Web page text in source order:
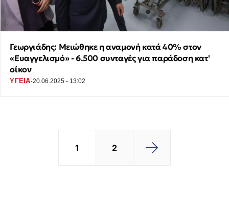
Γεωργιάδης: Μειώθηκε η αναμονή κατά 40% στον
«Ευαγγελισμό» - 6.500 συνταγές για παράδοση κατ'
οίκον
ΥΓΕΙΑ·20.06.2025 - 13:02
1 2